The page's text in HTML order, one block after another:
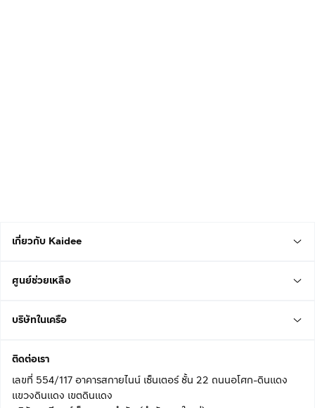
เกี่ยวกับ Kaidee
ศูนย์ช่วยเหลือ
บริษัทในเครือ
ติดต่อเรา
เลขที่ 554/117 อาคารสกายไนน์ เซ็นเตอร์ ชั้น 22 ถนนอโศก-ดินแดง
แขวงดินแดง เขตดินแดง